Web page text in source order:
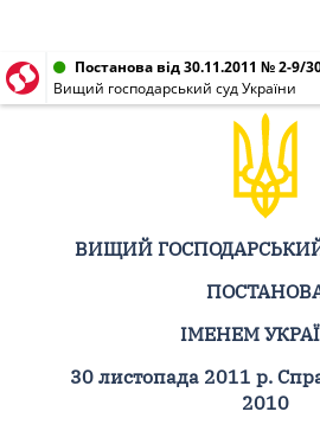
Постанова від 30.11.2011 № 2-9/
Вищий господарський суд України
ВИЩИЙ
ІМЕНЕМ
30 листопада 2011 р.
2010